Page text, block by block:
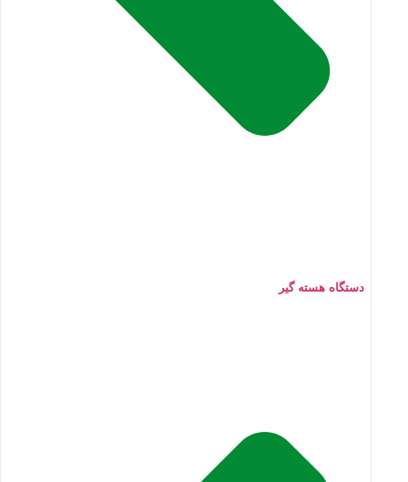
دستگاه هسته گیر